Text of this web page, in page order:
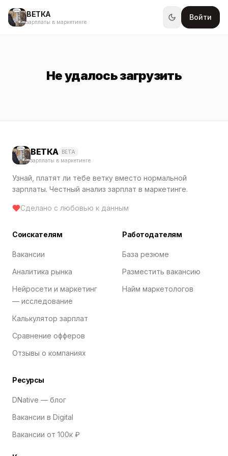
ВЕТКА
зарплаты в маркетинге
Войти
Не удалось загрузить
ВЕТКА BETA
зарплаты в маркетинге
Узнай, платят ли тебе ветку вместо нормальной
зарплаты. Честный анализ зарплат в маркетинге.
Сделано с любовью к данным
Соискателям
Вакансии
Аналитика рынка
Нейросети и маркетинг
— исследование
Калькулятор зарплат
Сравнение офферов
Отзывы о компаниях
Работодателям
База резюме
Разместить вакансию
Найм маркетологов
Ресурсы
DNative — блог
Вакансии в Digital
Вакансии от 100к ₽